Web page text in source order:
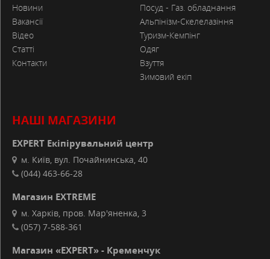
Новини
Вакансії
Відео
Статті
Контакти
Посуд - Газ. обладнання
Альпінізм-Скелелазіння
Туризм-Кемпінг
Одяг
Взуття
Зимовий екіп
НАШІ МАГАЗИНИ
EXPERT Екіпірувальний центр
м. Київ, вул. Почайнинська, 40
(044) 463-66-28
Магазин EXTREME
м. Харків, пров. Мар'яненка, 3
(057) 7-588-361
Магазин «EXPERT» - Кременчук